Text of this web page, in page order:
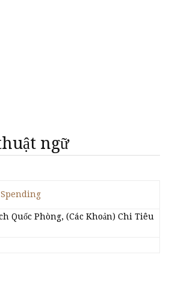
ngữ
Quốc Phòng, (Các Khoản) Chi Tiêu